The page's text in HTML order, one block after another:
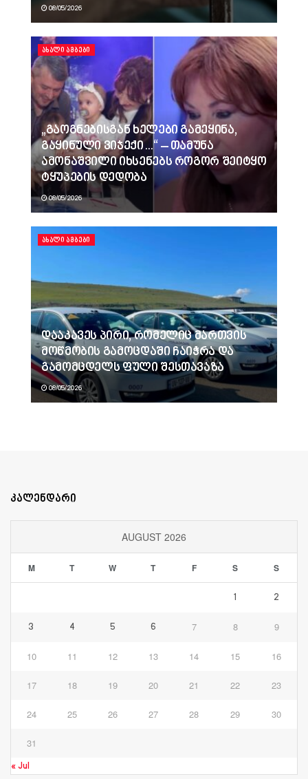
08/05/2026
ᲐᲮᲐᲚᲘ ᲐᲛᲑᲔᲑᲘ
„გაოგნებისგან ხელები გამეყინა,
გაყინული ვიჯექი…“ – თამუნა
ამონაშვილი იხსენებს როგორ შეიტყო
ტყუპების დედობა
08/05/2026
ᲐᲮᲐᲚᲘ ᲐᲛᲑᲔᲑᲘ
დააკავეს პირი, რომელიც მართვის
მოწმობის გამოცდაში ჩაიჭრა და
გამომცდელს ფული შესთავაზა
08/05/2026
კალენდარი
AUGUST 2026
M T W T F S S
1 2
3 4 5 6 7 8 9
10 11 12 13 14 15 16
17 18 19 20 21 22 23
24 25 26 27 28 29 30
31
« Jul